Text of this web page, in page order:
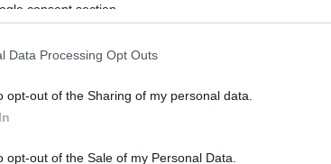
consent section.
Data Processing Opt Outs
opt-out of the Sharing of my personal data.
opt-out of the Sale of my Personal Data.
Το HDP αποφάσισε να μην κατεβάσει
Τουρκίας: την Άγκυρα, την
Στις προηγούμενες τοπικές